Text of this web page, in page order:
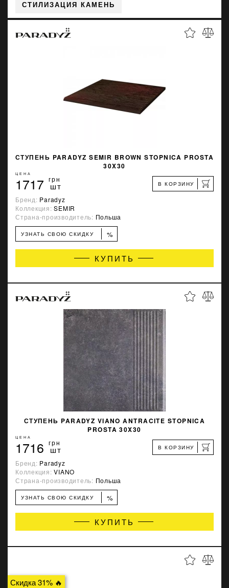
СТИЛИЗАЦИЯ КАМЕНЬ
СТУПЕНЬ PARADYZ SEMIR BROWN STOPNICA PROSTA
30X30
ЦЕНА
1717 грн
шт В КОРЗИНУ
Бренд: Paradyz
Коллекция:SEMIR
Страна-производитель: Польша
УЗНАТЬ СВОЮ СКИДКУ %
КУПИТЬ
СТУПЕНЬ PARADYZ VIANO ANTRACITE STOPNICA
PROSTA 30X30
ЦЕНА
1716 грн
шт В КОРЗИНУ
Бренд: Paradyz
Коллекция:VIANO
Страна-производитель: Польша
УЗНАТЬ СВОЮ СКИДКУ %
КУПИТЬ
Скидка 31% 🔥